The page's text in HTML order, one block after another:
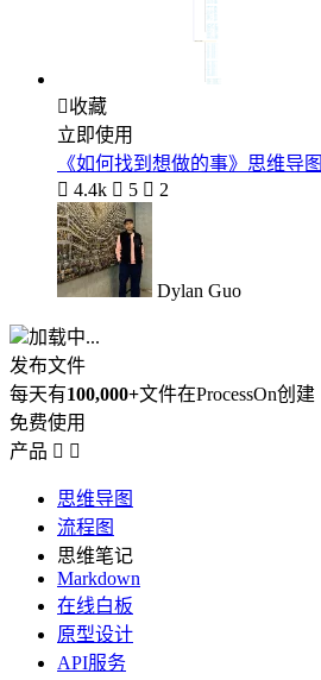
收藏
立即使用
《如何找到想做的事》思维导图
 4.4k  5  2
Dylan Guo
加载中...
发布文件
每天有100,000+文件在ProcessOn创建
免费使用
产品  
思维导图
流程图
思维笔记
Markdown
在线白板
原型设计
API服务